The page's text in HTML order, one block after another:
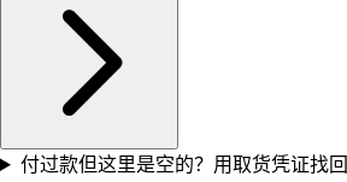
付过款但这里是空的？用取货凭证找回